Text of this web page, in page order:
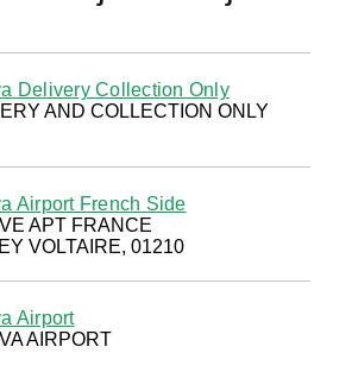
Delivery Collection Only
AND COLLECTION ONLY
Airport French Side
APT FRANCE
VOLTAIRE, 01210
Airport
AIRPORT